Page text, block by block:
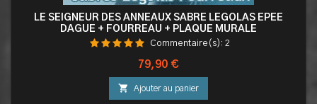
LE SEIGNEUR DES ANNEAUX SABRE LEGOLAS EPEE
DAGUE + FOURREAU + PLAQUE MURALE
Commentaire(s): 2
Prix
79,90 €
 Ajouter au panier